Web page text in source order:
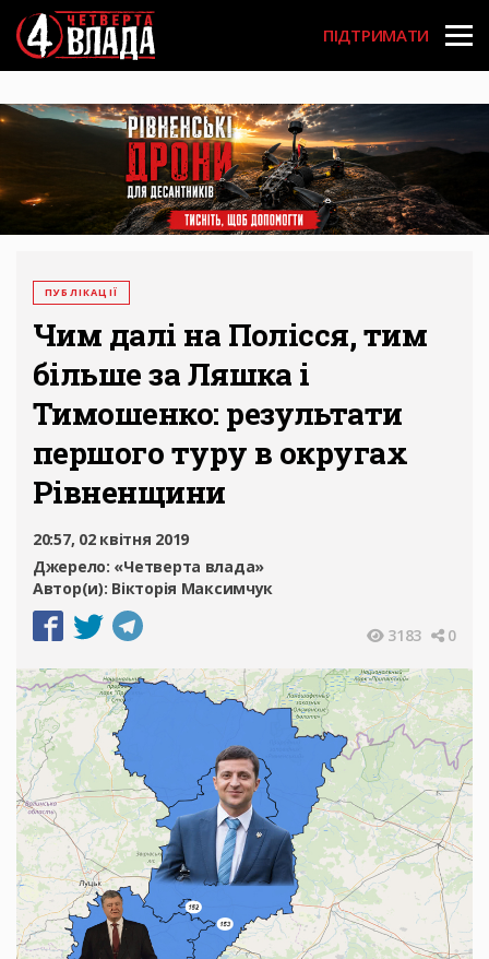
Перейти
до
основного
вмісту
User
account
menu
ПІДТРИМАТИ
ПУБЛІКАЦІЇ
Чим далі на Полісся, тим
більше за Ляшка і
Тимошенко: результати
першого туру в округах
Рівненщини
20:57, 02 квітня 2019
Джерело: «Четверта влада»
Автор(и): Вікторія Максимчук
3183 0